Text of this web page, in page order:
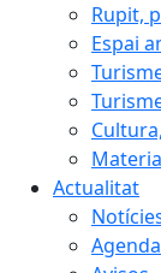
Rupit,
Espai
Actualitat
Agenda